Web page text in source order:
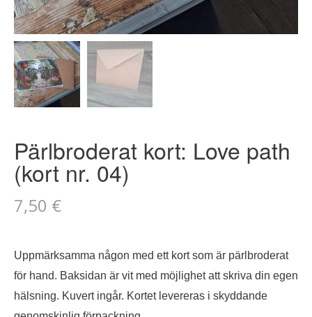
Pärlbroderat kort: Love path
(kort nr. 04)
7,50 €
Uppmärksamma någon med ett kort som är pärlbroderat
för hand. Baksidan är vit med möjlighet att skriva din egen
hälsning. Kuvert ingår. Kortet levereras i skyddande